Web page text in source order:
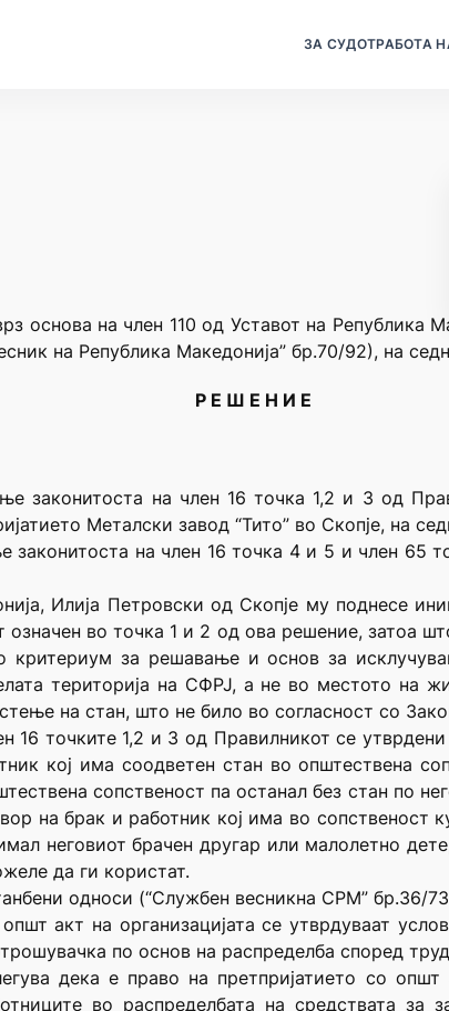
ЗА СУДОТРАБОТА
основа на член 110 од Уставот на Република
на Република Македонија” бр.70/92), на
Р Е Ш Е Н И Е
законитоста на член 16 точка 1,2 и 3 од
Металски завод “Тито” во Скопје, на
на член 16 точка 4 и 5 и член 65
Илија Петровски од Скопје му поднесе
во точка 1 и 2 од ова решение, затоа
за решавање и основ за
територија на СФРЈ, а не во местото на
на стан, што не било во согласност со
16 точките 1,2 и 3 од Правилникот се
кој има соодветен стан во општествена
сопственост па останал без стан по
на брак и работник кој има во сопственост
неговиот брачен другар или малолетно
да ги користат.
односи (“Службен весникна СРМ” бр.36/
акт на организацијата се утврдуваат
по основ на распределба според
дека е право на претпријатието со
во распределбата на средствата за